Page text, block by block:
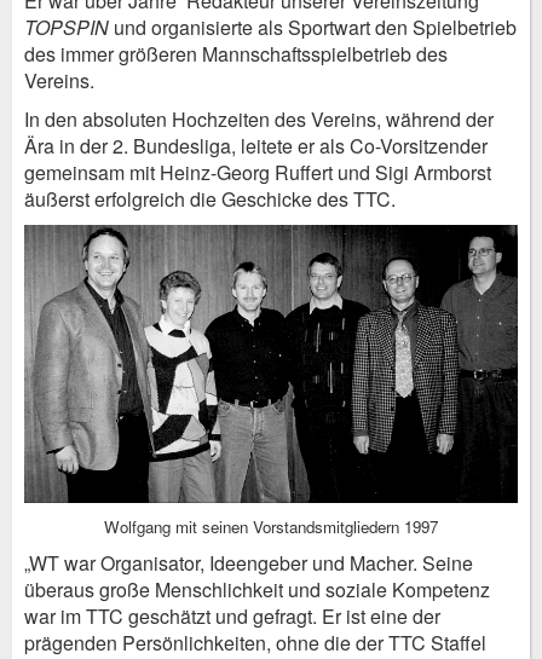
TOPSPIN und organisierte als Sportwart den Spielbetrieb
des immer größeren Mannschaftsspielbetrieb des
Vereins.
In den absoluten Hochzeiten des Vereins, während der
Ära in der 2. Bundesliga, leitete er als Co-Vorsitzender
gemeinsam mit Heinz-Georg Ruffert und Sigi Armborst
äußerst erfolgreich die Geschicke des TTC.
Wolfgang mit seinen Vorstandsmitgliedern 1997
„WT war Organisator, Ideengeber und Macher. Seine
überaus große Menschlichkeit und soziale Kompetenz
war im TTC geschätzt und gefragt. Er ist eine der
prägenden Persönlichkeiten, ohne die der TTC Staffel